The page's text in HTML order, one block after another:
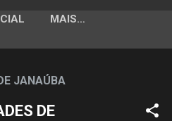
MAIS…
JANAÚBA
DE